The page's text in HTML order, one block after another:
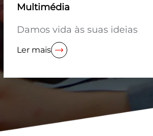
Multimédia
Damos vida às suas ideias
Ler mais